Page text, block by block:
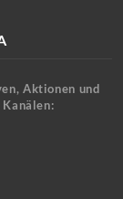
Aktionen und